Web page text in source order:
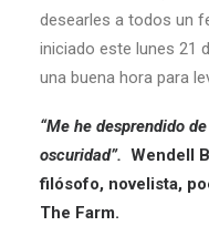
desearles a todos un
iniciado este lunes 21
una buena hora para
“Me he desprendido
oscuridad”. Wendell
filósofo, novelista,
The Farm.